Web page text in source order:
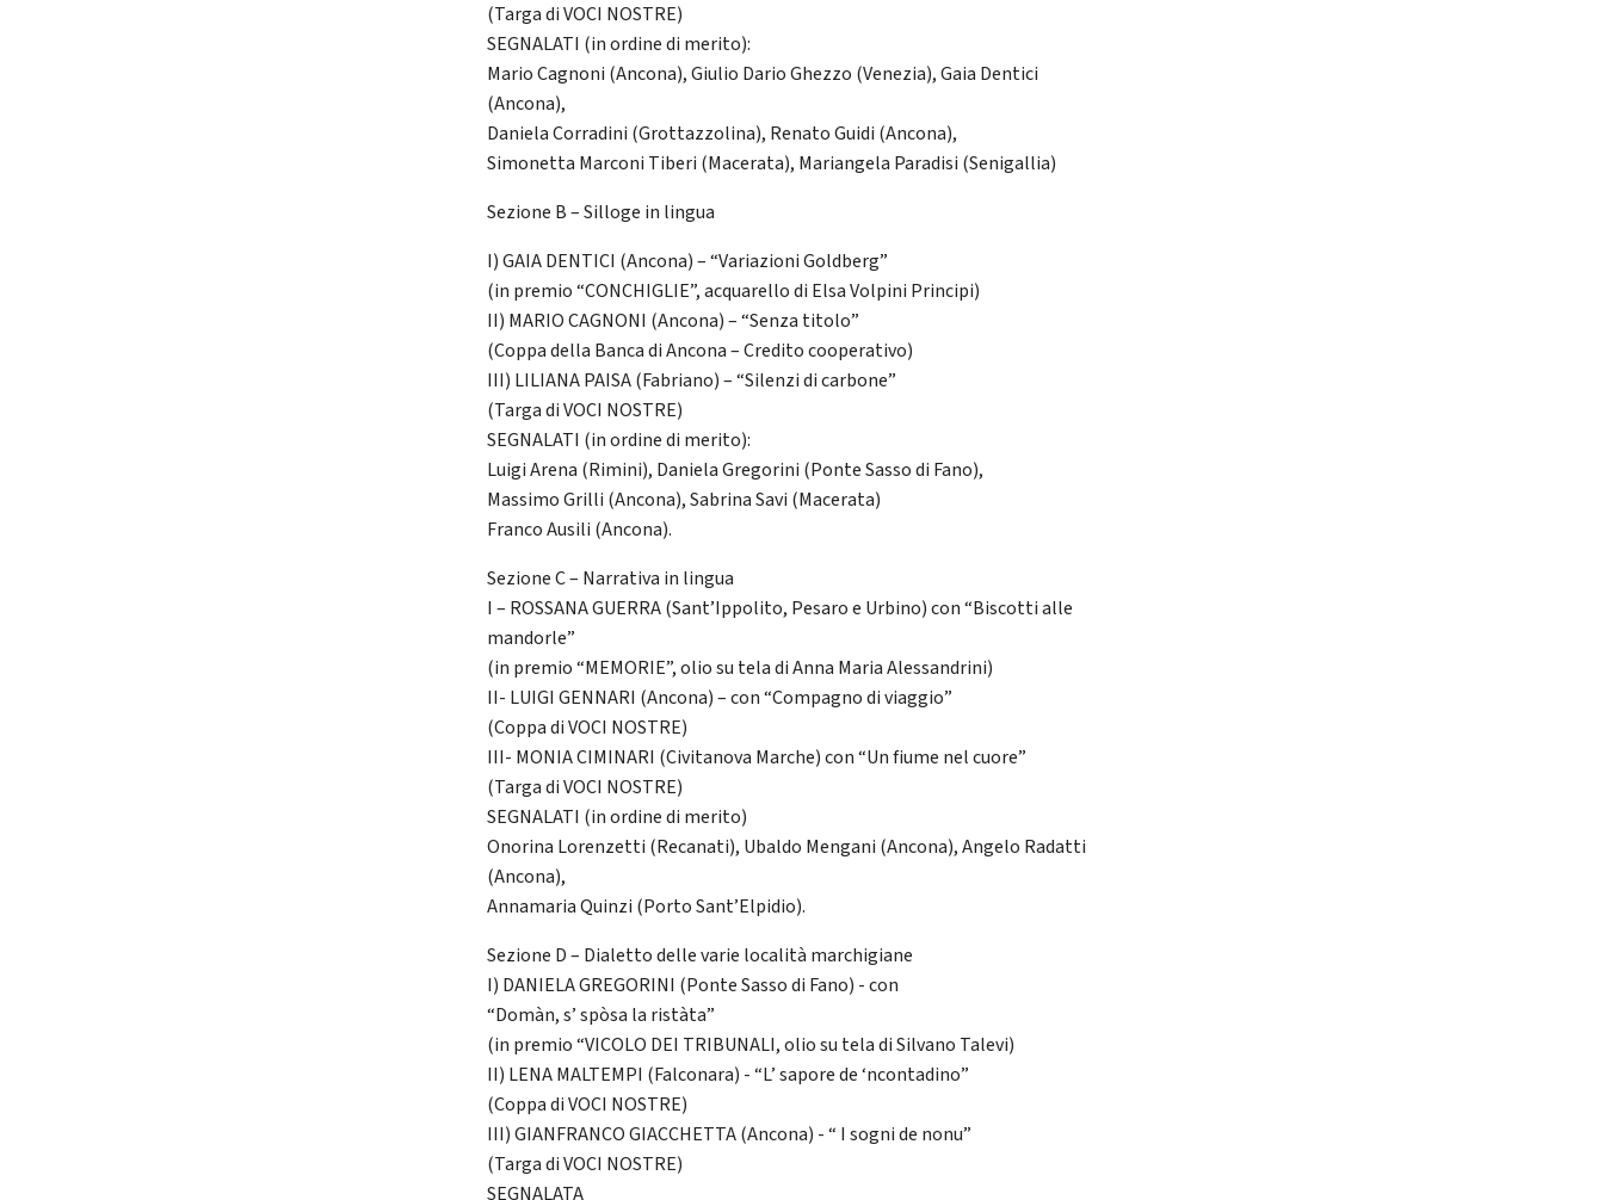
(Targa di VOCI NOSTRE)
SEGNALATI (in ordine di merito):
Mario Cagnoni (Ancona), Giulio Dario Ghezzo (Venezia), Gaia Dentici
(Ancona),
Daniela Corradini (Grottazzolina), Renato Guidi (Ancona),
Simonetta Marconi Tiberi (Macerata), Mariangela Paradisi (Senigallia)
Sezione B – Silloge in lingua
I) GAIA DENTICI (Ancona) – “Variazioni Goldberg”
(in premio “CONCHIGLIE”, acquarello di Elsa Volpini Principi)
II) MARIO CAGNONI (Ancona) – “Senza titolo”
(Coppa della Banca di Ancona – Credito cooperativo)
III) LILIANA PAISA (Fabriano) – “Silenzi di carbone”
(Targa di VOCI NOSTRE)
SEGNALATI (in ordine di merito):
Luigi Arena (Rimini), Daniela Gregorini (Ponte Sasso di Fano),
Massimo Grilli (Ancona), Sabrina Savi (Macerata)
Franco Ausili (Ancona).
Sezione C – Narrativa in lingua
I – ROSSANA GUERRA (Sant’Ippolito, Pesaro e Urbino) con “Biscotti alle
mandorle”
(in premio “MEMORIE”, olio su tela di Anna Maria Alessandrini)
II- LUIGI GENNARI (Ancona) – con “Compagno di viaggio”
(Coppa di VOCI NOSTRE)
III- MONIA CIMINARI (Civitanova Marche) con “Un fiume nel cuore”
(Targa di VOCI NOSTRE)
SEGNALATI (in ordine di merito)
Onorina Lorenzetti (Recanati), Ubaldo Mengani (Ancona), Angelo Radatti
(Ancona),
Annamaria Quinzi (Porto Sant’Elpidio).
Sezione D – Dialetto delle varie località marchigiane
I) DANIELA GREGORINI (Ponte Sasso di Fano) - con
“Domàn, s’ spòsa la ristàta”
(in premio “VICOLO DEI TRIBUNALI, olio su tela di Silvano Talevi)
II) LENA MALTEMPI (Falconara) - “L’ sapore de ‘ncontadino”
(Coppa di VOCI NOSTRE)
III) GIANFRANCO GIACCHETTA (Ancona) - “ I sogni de nonu”
(Targa di VOCI NOSTRE)
SEGNALATA